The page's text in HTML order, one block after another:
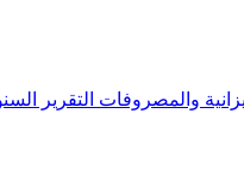
والمصروفات التقرير